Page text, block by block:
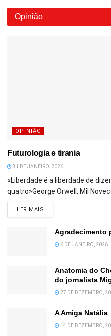
Opinião
OPINIÃO
Futurologia e tirania
31 DE JANEIRO, 2026
«Liberdade é a liberdade de
quatro»George Orwell, Mil
LER MAIS
Agradecimento
6 DE JANEIRO, 2026
Anatomia do
do jornalista
27 DE DEZEMBRO,
A Amiga Natália
14 DE DEZEMBRO,